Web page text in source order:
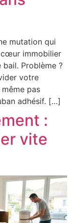
mutation qui
immobilier
Problème ?
votre
pas
adhésif. […]
:
vite